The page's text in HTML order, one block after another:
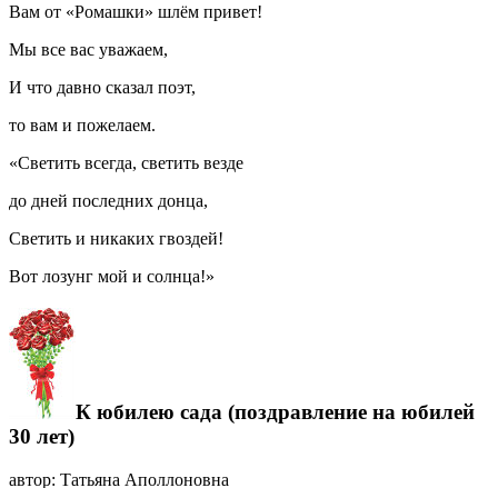
Вам от «Ромашки» шлём привет!
Мы все вас уважаем,
И что давно сказал поэт,
то вам и пожелаем.
«Светить всегда, светить везде
до дней последних донца,
Светить и никаких гвоздей!
Вот лозунг мой и солнца!»
К юбилею сада (поздравление на юбилей
30 лет)
автор: Татьяна Аполлоновна